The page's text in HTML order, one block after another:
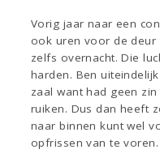
Vorig jaar naar een
ook uren voor de deur
zelfs overnacht. Die
harden. Ben
zaal want had geen
ruiken. Dus dan heeft
naar binnen kunt wel
opfrissen van te voren.